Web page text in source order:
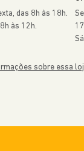
das 8h às 18h.
às 12h.
sobre essa